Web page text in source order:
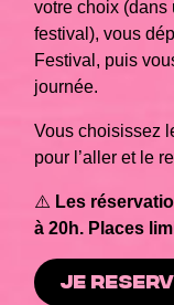
votre choix (dans
festival), vous
Festival, puis
journée.
Vous choisissez
pour l’aller et le
⚠️ Les
à 20h. Places
JE